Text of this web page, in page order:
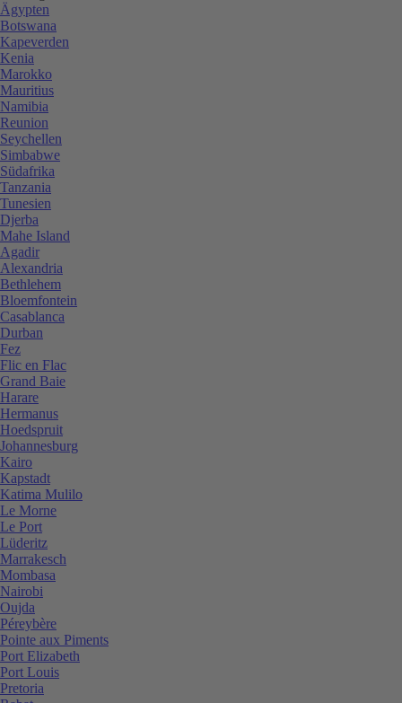
Ägypten
Botswana
Kapeverden
Kenia
Marokko
Mauritius
Namibia
Reunion
Seychellen
Simbabwe
Südafrika
Tanzania
Tunesien
Djerba
Mahe Island
Agadir
Alexandria
Bethlehem
Bloemfontein
Casablanca
Durban
Fez
Flic en Flac
Grand Baie
Harare
Hermanus
Hoedspruit
Johannesburg
Kairo
Kapstadt
Katima Mulilo
Le Morne
Le Port
Lüderitz
Marrakesch
Mombasa
Nairobi
Oujda
Péreybère
Pointe aux Piments
Port Elizabeth
Port Louis
Pretoria